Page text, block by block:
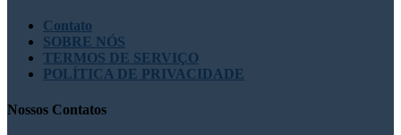
Contato
SOBRE NÓS
TERMOS DE SERVIÇO
POLÍTICA DE PRIVACIDADE
Nossos Contatos